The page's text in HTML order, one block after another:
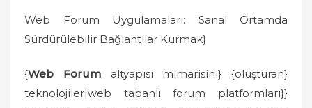
Web Forum Uygulamaları: Sanal Ortamda
Sürdürülebilir Bağlantılar Kurmak}
{Web Forumaltyapısı mimarisini} {oluşturan}
teknolojiler|web tabanlı forum platformları}}